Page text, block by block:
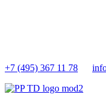
+7 (495) 367 11 78